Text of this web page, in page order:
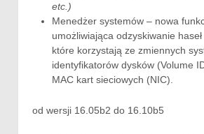
etc.)
Menedżer systemów – nowa
umożliwiająca odzyskiwanie
które korzystają ze zmiennych
identyfikatorów dysków (Volume
MAC kart sieciowych (NIC).
od wersji 16.05b2 do 16.10b5